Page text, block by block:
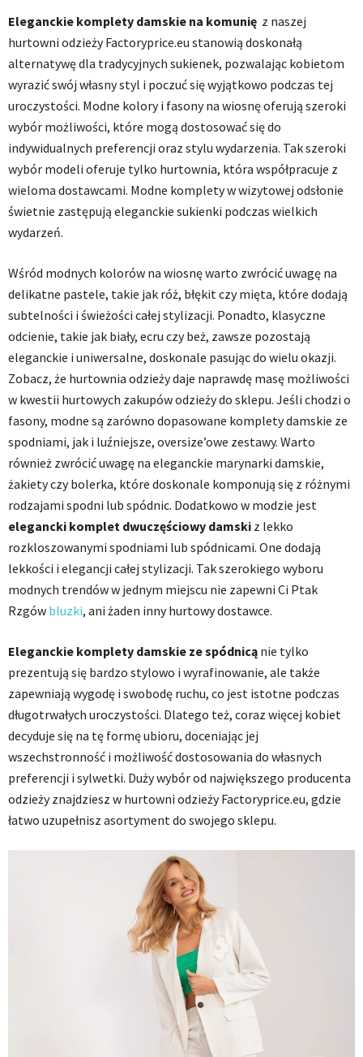
Eleganckie komplety damskie na komunię z naszej
hurtowni odzieży Factoryprice.eu stanowią doskonałą
alternatywę dla tradycyjnych sukienek, pozwalając kobietom
wyrazić swój własny styl i poczuć się wyjątkowo podczas tej
uroczystości. Modne kolory i fasony na wiosnę oferują szeroki
wybór możliwości, które mogą dostosować się do
indywidualnych preferencji oraz stylu wydarzenia. Tak szeroki
wybór modeli oferuje tylko hurtownia, która współpracuje z
wieloma dostawcami. Modne komplety w wizytowej odsłonie
świetnie zastępują eleganckie sukienki podczas wielkich
wydarzeń.
Wśród modnych kolorów na wiosnę warto zwrócić uwagę na
delikatne pastele, takie jak róż, błękit czy mięta, które dodają
subtelności i świeżości całej stylizacji. Ponadto, klasyczne
odcienie, takie jak biały, ecru czy beż, zawsze pozostają
eleganckie i uniwersalne, doskonale pasując do wielu okazji.
Zobacz, że hurtownia odzieży daje naprawdę masę możliwości
w kwestii hurtowych zakupów odzieży do sklepu. Jeśli chodzi o
fasony, modne są zarówno dopasowane komplety damskie ze
spodniami, jak i luźniejsze, oversize’owe zestawy. Warto
również zwrócić uwagę na eleganckie marynarki damskie,
żakiety czy bolerka, które doskonale komponują się z różnymi
rodzajami spodni lub spódnic. Dodatkowo w modzie jest
elegancki komplet dwuczęściowy damski z lekko
rozkloszowanymi spodniami lub spódnicami. One dodają
lekkości i elegancji całej stylizacji. Tak szerokiego wyboru
modnych trendów w jednym miejscu nie zapewni Ci Ptak
Rzgów bluzki, ani żaden inny hurtowy dostawce.
Eleganckie komplety damskie ze spódnicą nie tylko
prezentują się bardzo stylowo i wyrafinowanie, ale także
zapewniają wygodę i swobodę ruchu, co jest istotne podczas
długotrwałych uroczystości. Dlatego też, coraz więcej kobiet
decyduje się na tę formę ubioru, doceniając jej
wszechstronność i możliwość dostosowania do własnych
preferencji i sylwetki. Duży wybór od największego producenta
odzieży znajdziesz w hurtowni odzieży Factoryprice.eu, gdzie
łatwo uzupełnisz asortyment do swojego sklepu.